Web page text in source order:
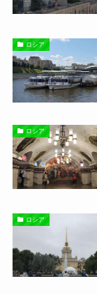
ロシア
ロシア
ロシア